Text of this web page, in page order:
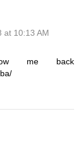
at 10:13 AM
me back